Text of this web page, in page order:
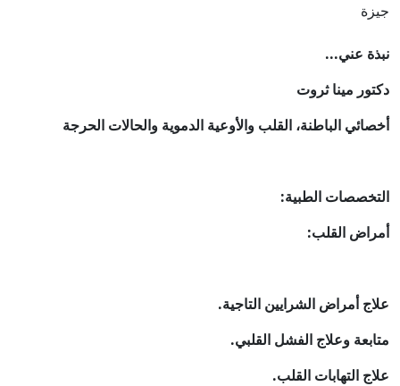
جيزة
نبذة عني...
دكتور مينا ثروت
أخصائي الباطنة، القلب والأوعية الدموية والحالات الحرجة
التخصصات الطبية:
أمراض القلب:
علاج أمراض الشرايين التاجية.
متابعة وعلاج الفشل القلبي.
علاج التهابات القلب.